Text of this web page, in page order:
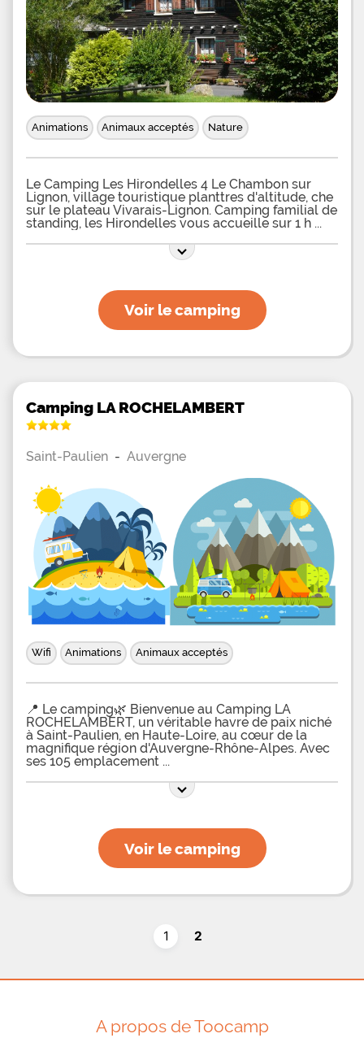
Animations Animaux acceptés Nature
Le Camping Les Hirondelles 4 Le Chambon sur
Lignon, village touristique planttres d'altitude, che
sur le plateau Vivarais-Lignon. Camping familial de
standing, les Hirondelles vous accueille sur 1 h
Voir le camping
Camping LA ROCHELAMBERT
Saint-Paulien - Auvergne
Wifi Animations Animaux acceptés
📍 Le camping🌿 Bienvenue au Camping LA
ROCHELAMBERT, un véritable havre de paix niché
à Saint-Paulien, en Haute-Loire, au cœur de la
magnifique région d'Auvergne-Rhône-Alpes. Avec
ses 105 emplacement
Voir le camping
1 2
A propos de Toocamp